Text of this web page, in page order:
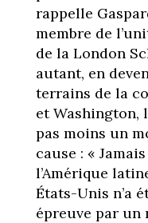
rappelle
membre de
de la London
autant, en
terrains de la
et Washington,
pas moins un
cause : «
l’Amérique
États-Unis n’a
épreuve par un